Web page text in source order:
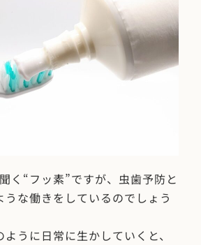
く“フッ素”ですが、虫歯予防と
うな働きをしているのでしょう
うに日常に生かしていくと、